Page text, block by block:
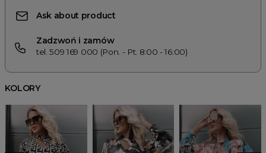
Ask about product
Zadzwoń i zamów
tel. 509 169 000 (Pon. - Pt. 8:00 - 16:00)
KOLORY